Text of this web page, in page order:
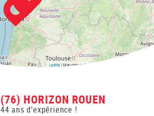
Leaflet| Map data © OpenStreetMap
(76) HORIZON ROUEN
44 ans d’expérience !